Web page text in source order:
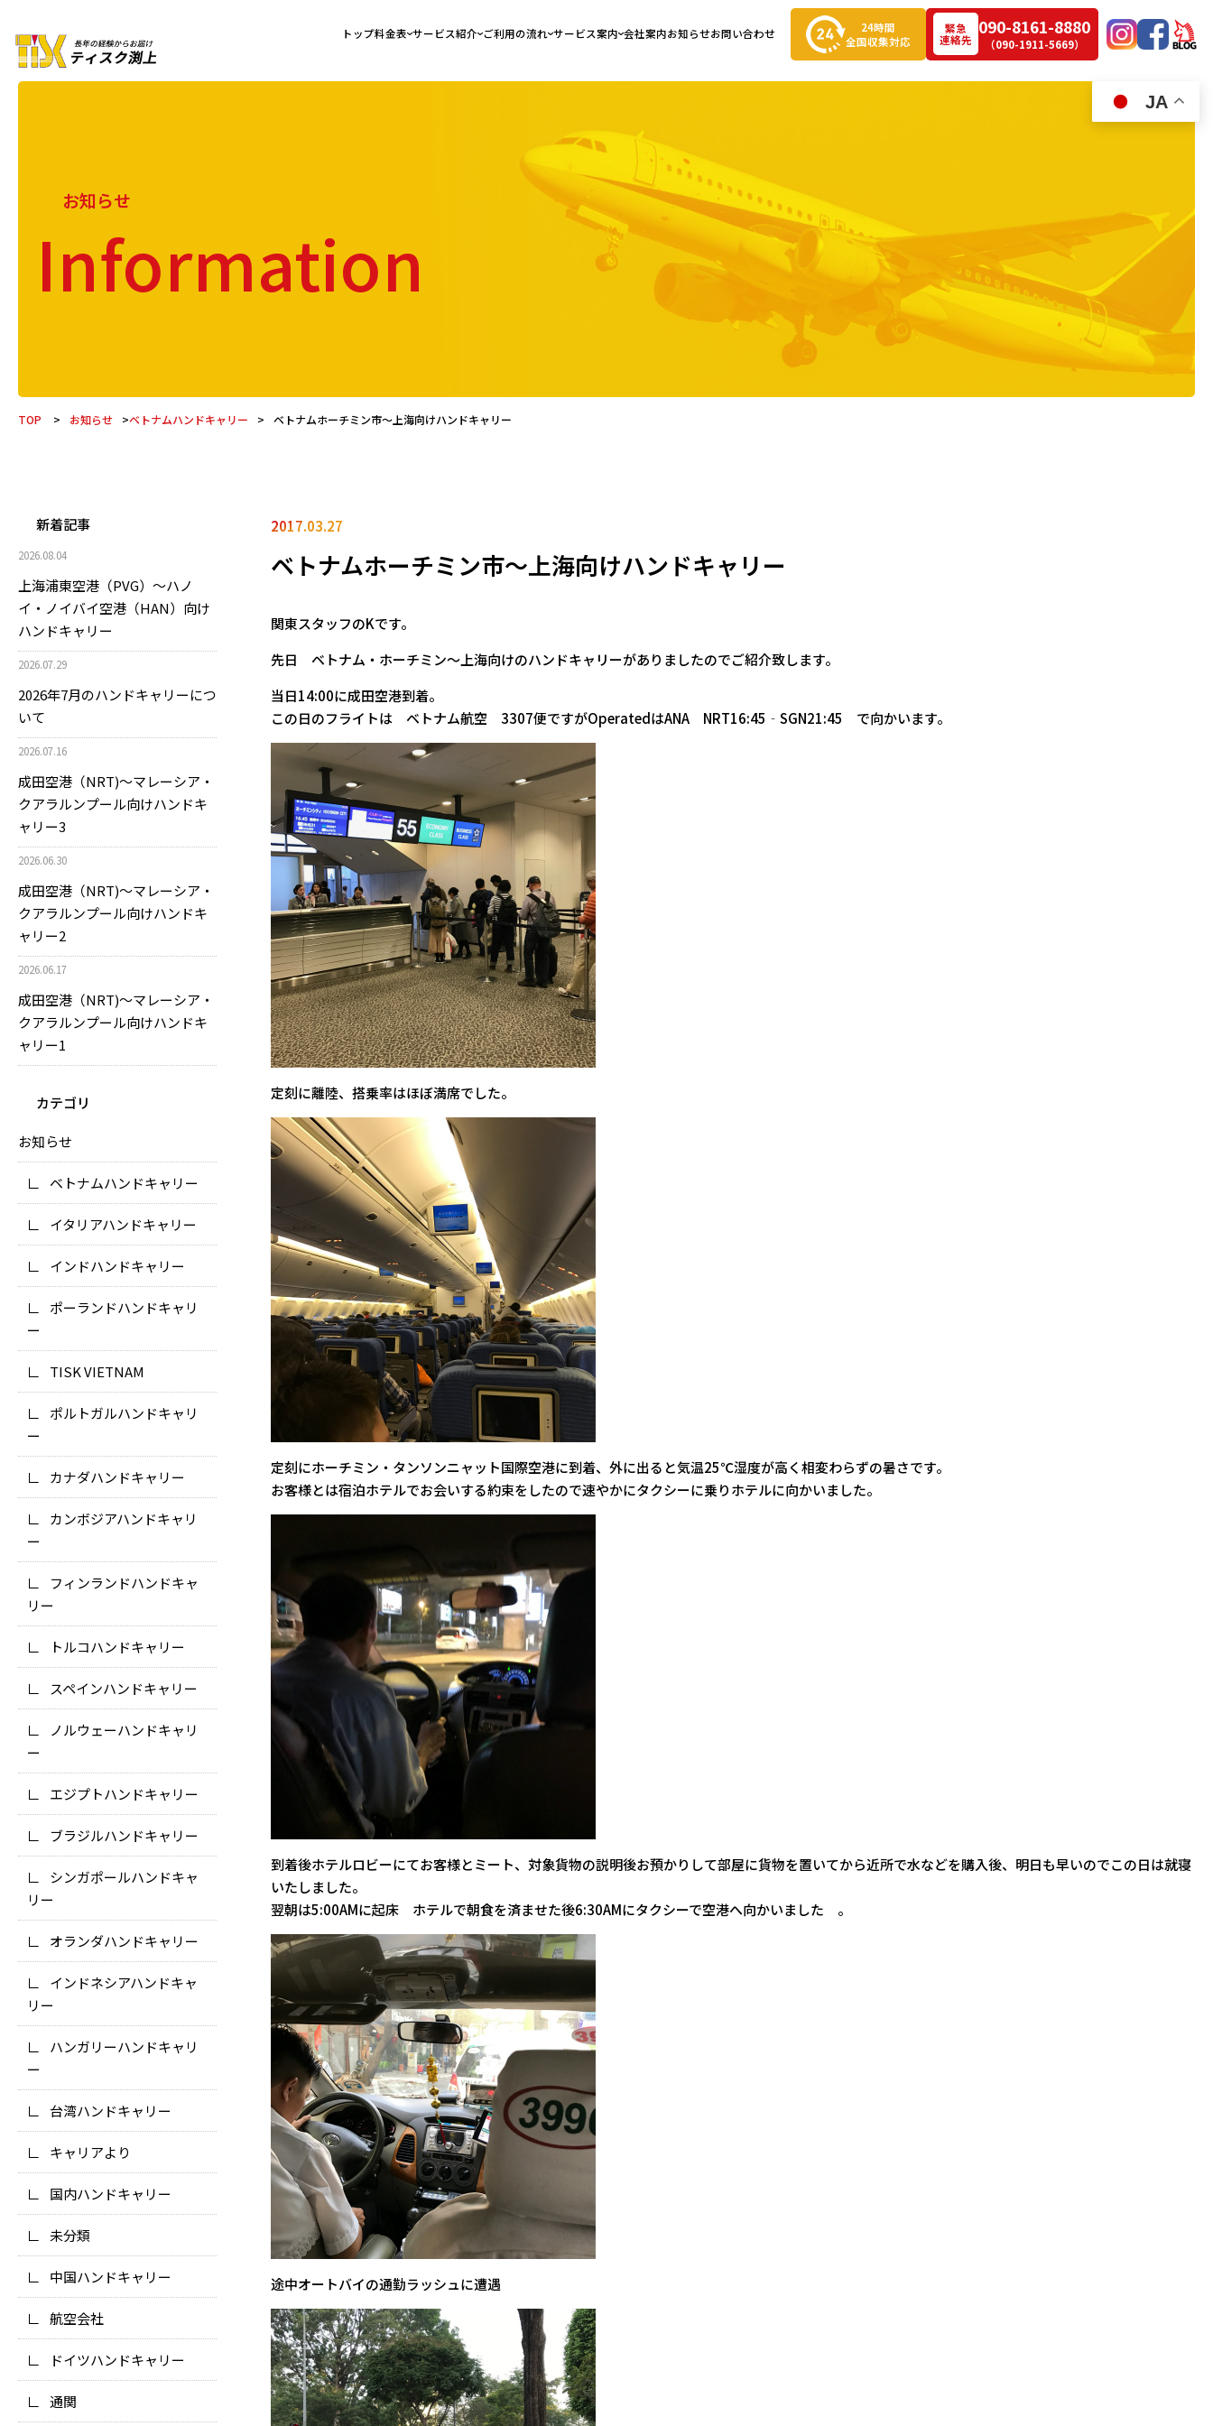
トップ料金表 サービス紹介 ご利用の流れ サービス案内 会社案内お知らせお問い合わせ
24時間
全国収集対応
緊急
連絡先
090-8161-8880
（090-1911-5669）
お知らせ
Information
TOP > お知らせ >ベトナムハンドキャリー > ベトナムホーチミン市～上海向けハンドキャリー
新着記事
2026.08.04
上海浦東空港（PVG）～ハノ
イ・ノイバイ空港（HAN）向け
ハンドキャリー
2026.07.29
2026年7月のハンドキャリーにつ
いて
2026.07.16
成田空港（NRT)～マレーシア・
クアラルンプール向けハンドキ
ャリー3
2026.06.30
成田空港（NRT)～マレーシア・
クアラルンプール向けハンドキ
ャリー2
2026.06.17
成田空港（NRT)～マレーシア・
クアラルンプール向けハンドキ
ャリー1
カテゴリ
お知らせ
ベトナムハンドキャリー
イタリアハンドキャリー
インドハンドキャリー
ポーランドハンドキャリ
ー
TISK VIETNAM
ポルトガルハンドキャリ
ー
カナダハンドキャリー
カンボジアハンドキャリ
ー
フィンランドハンドキャ
リー
トルコハンドキャリー
スペインハンドキャリー
ノルウェーハンドキャリ
ー
エジプトハンドキャリー
ブラジルハンドキャリー
シンガポールハンドキャ
リー
オランダハンドキャリー
インドネシアハンドキャ
リー
ハンガリーハンドキャリ
ー
台湾ハンドキャリー
キャリアより
国内ハンドキャリー
未分類
中国ハンドキャリー
航空会社
ドイツハンドキャリー
通関
2017.03.27
ベトナムホーチミン市～上海向けハンドキャリー
関東スタッフのKです。
先日 ベトナム・ホーチミン～上海向けのハンドキャリーがありましたのでご紹介致します。
当日14:00に成田空港到着。
この日のフライトは ベトナム航空 3307便ですがOperatedはANA NRT16:45‐SGN21:45 で向かいます。
定刻に離陸、搭乗率はほぼ満席でした。
定刻にホーチミン・タンソンニャット国際空港に到着、外に出ると気温25℃湿度が高く相変わらずの暑さです。
お客様とは宿泊ホテルでお会いする約束をしたので速やかにタクシーに乗りホテルに向かいました。
到着後ホテルロビーにてお客様とミート、対象貨物の説明後お預かりして部屋に貨物を置いてから近所で水などを購入後、明日も早いのでこの日は就寝
いたしました。
翌朝は5:00AMに起床 ホテルで朝食を済ませた後6:30AMにタクシーで空港へ向かいました 。
途中オートバイの通勤ラッシュに遭遇
JA